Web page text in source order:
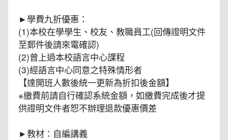
►學費九折優惠：
(1)本校在學學生、校友、教職員工(回傳證明文件
至郵件後請來電確認)
(2)曾上過本校語言中心課程
(3)經語言中心同意之特殊情形者
【達開班人數後統一更新為折扣後金額】
※繳費前請自行確認系統金額，如繳費完成後才提
供證明文件者恕不辦理退款優惠價差
►教材：自編講義